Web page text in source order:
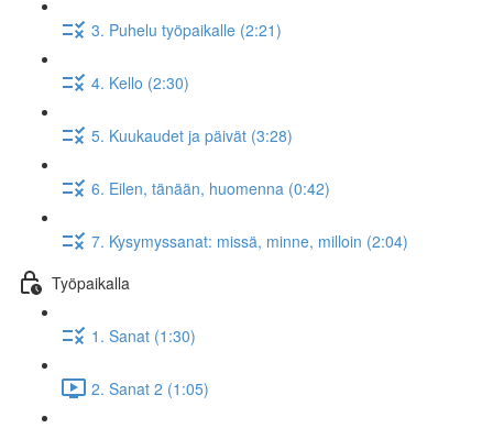
3. Puhelu työpaikalle (2:21)
4. Kello (2:30)
5. Kuukaudet ja päivät (3:28)
6. Eilen, tänään, huomenna (0:42)
7. Kysymyssanat: missä, minne, milloin (2:04)
Työpaikalla
1. Sanat (1:30)
2. Sanat 2 (1:05)